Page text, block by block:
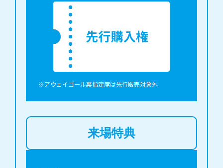
※アウェイゴール裏指定席は先行販売対象外
来場特典